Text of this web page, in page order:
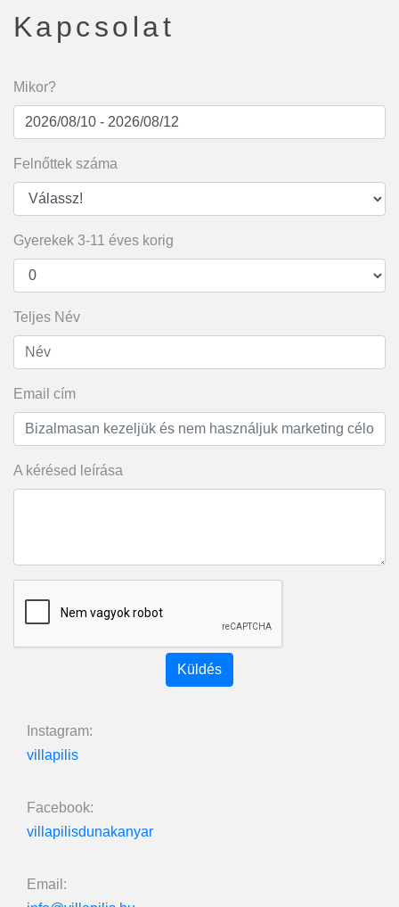
Kapcsolat
Mikor?
Felnőttek száma
Gyerekek 3-11 éves korig
Teljes Név
Email cím
A kérésed leírása
Küldés
Instagram:
villapilis
Facebook:
villapilisdunakanyar
Email: